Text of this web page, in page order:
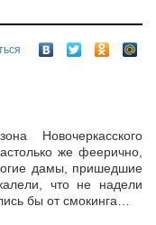
Новочеркасского
же феерично,
дамы, пришедшие
что не надели
бы от смокинга…